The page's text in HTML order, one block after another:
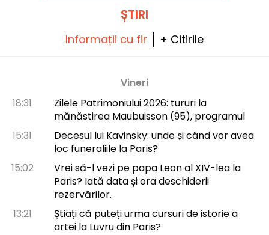
ȘTIRI
Informații cu fir + Citirile
Vineri
18:31
Zilele Patrimoniului 2026: tururi la
mănăstirea Maubuisson (95), programul
15:31
Decesul lui Kavinsky: unde și când vor avea
loc funeraliile la Paris?
15:02
Vrei să-l vezi pe papa Leon al XIV-lea la
Paris? Iată data și ora deschiderii
rezervărilor.
13:21
Știați că puteți urma cursuri de istorie a
artei la Luvru din Paris?